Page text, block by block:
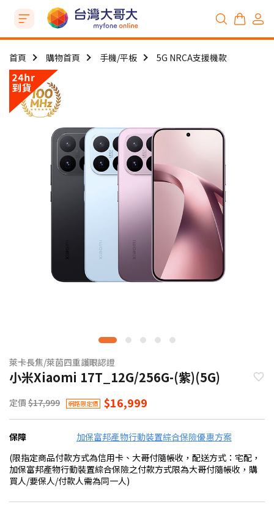
首頁 購物首頁 手機/平板 5G NRCA支援機款
萊卡長焦/萊茵四重護眼認證
小米Xiaomi 17T_12G/256G-(紫)(5G)
定價 $17,999 網路限定價 $16,999
保障
加保富邦產物行動裝置綜合保險優惠方案
(限指定商品付款方式為信用卡、大哥付隨帳收，配送方式：宅配，
加保富邦產物行動裝置綜合保險之付款方式限為大哥付隨帳收，購
買人/要保人/付款人需為同一人)